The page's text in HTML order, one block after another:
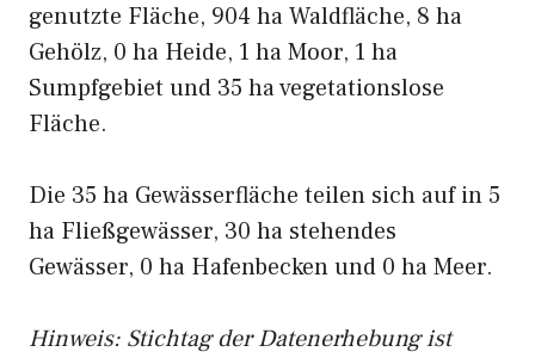
genutzte Fläche, 904 ha Waldfläche, 8 ha
Gehölz, 0 ha Heide, 1 ha Moor, 1 ha
Sumpfgebiet und 35 ha vegetationslose
Fläche.
Die 35 ha Gewässerfläche teilen sich auf in 5
ha Fließgewässer, 30 ha stehendes
Gewässer, 0 ha Hafenbecken und 0 ha Meer.
Hinweis: Stichtag der Datenerhebung ist